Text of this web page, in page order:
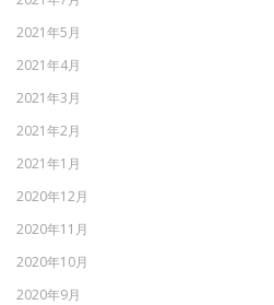
2021年5月
2021年4月
2021年3月
2021年2月
2021年1月
2020年12月
2020年11月
2020年10月
2020年9月